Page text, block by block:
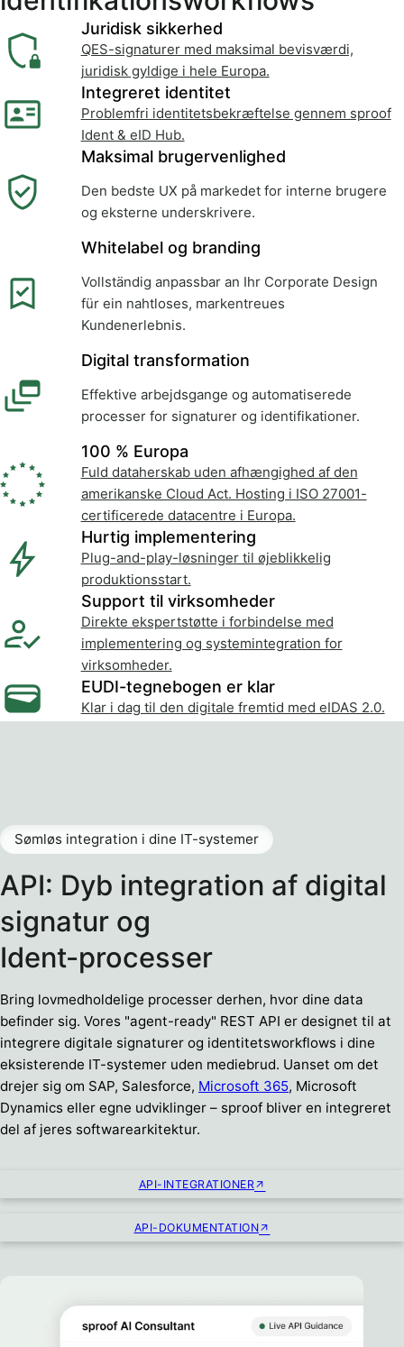
Juridisk sikkerhed
QES-signaturer med maksimal bevisværdi,
juridisk gyldige i hele Europa.
Integreret identitet
Problemfri identitetsbekræftelse gennem sproof
Ident & eID Hub.
Maksimal brugervenlighed
Den bedste UX på markedet for interne brugere
og eksterne underskrivere.
Whitelabel og branding
Vollständig anpassbar an Ihr Corporate Design
für ein nahtloses, markentreues
Kundenerlebnis.
Digital transformation
Effektive arbejdsgange og automatiserede
processer for signaturer og identifikationer.
100 % Europa
Fuld dataherskab uden afhængighed af den
amerikanske Cloud Act. Hosting i ISO 27001-
certificerede datacentre i Europa.
Hurtig implementering
Plug-and-play-løsninger til øjeblikkelig
produktionsstart.
Support til virksomheder
Direkte ekspertstøtte i forbindelse med
implementering og systemintegration for
virksomheder.
EUDI-tegnebogen er klar
Klar i dag til den digitale fremtid med eIDAS 2.0.
API: Dyb integration af digital
signatur og
Ident-processer
Sømløs integration i dine IT-systemer
Bring lovmedholdelige processer derhen, hvor dine data
befinder sig. Vores "agent-ready" REST API er designet til at
integrere digitale signaturer og identitetsworkflows i dine
eksisterende IT-systemer uden mediebrud. Uanset om det
drejer sig om SAP, Salesforce, Microsoft 365, Microsoft
Dynamics eller egne udviklinger – sproof bliver en integreret
del af jeres softwarearkitektur.
API-INTEGRATIONER
API-DOKUMENTATION